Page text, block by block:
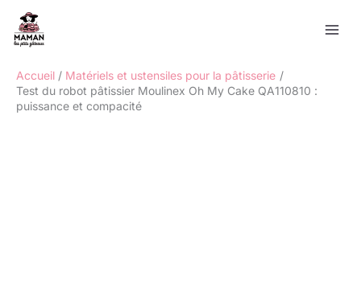
contenu
Accueil
Matériels et ustensiles pour la pâtisserie
Test du robot pâtissier Moulinex Oh My Cake QA110810 :
puissance et compacité
Rechercher